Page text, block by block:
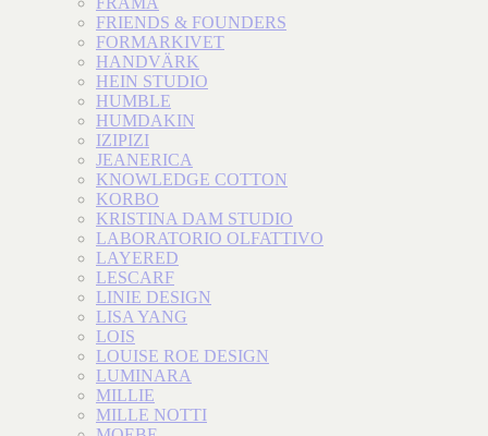
FRIENDS & FOUNDERS
FORMARKIVET
HANDVÄRK
HEIN STUDIO
HUMBLE
HUMDAKIN
IZIPIZI
JEANERICA
KNOWLEDGE COTTON
KORBO
KRISTINA DAM STUDIO
LABORATORIO OLFATTIVO
LAYERED
LESCARF
LINIE DESIGN
LISA YANG
LOIS
LOUISE ROE DESIGN
LUMINARA
MILLIE
MILLE NOTTI